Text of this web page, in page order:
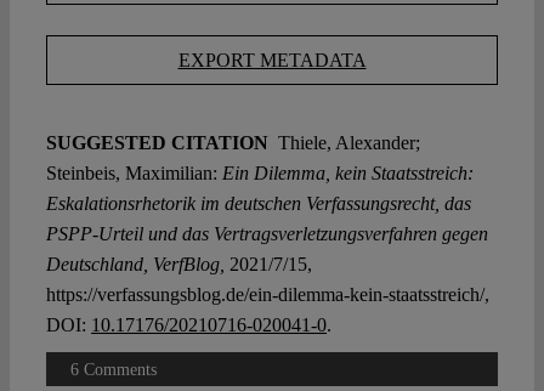
EXPORT METADATA
SUGGESTED CITATION Thiele, Alexander;
Steinbeis, Maximilian: Ein Dilemma, kein Staatsstreich:
Eskalationsrhetorik im deutschen Verfassungsrecht, das
PSPP-Urteil und das Vertragsverletzungsverfahren gegen
Deutschland, VerfBlog, 2021/7/15,
https://verfassungsblog.de/ein-dilemma-kein-staatsstreich/,
DOI: 10.17176/20210716-020041-0.
6 Comments